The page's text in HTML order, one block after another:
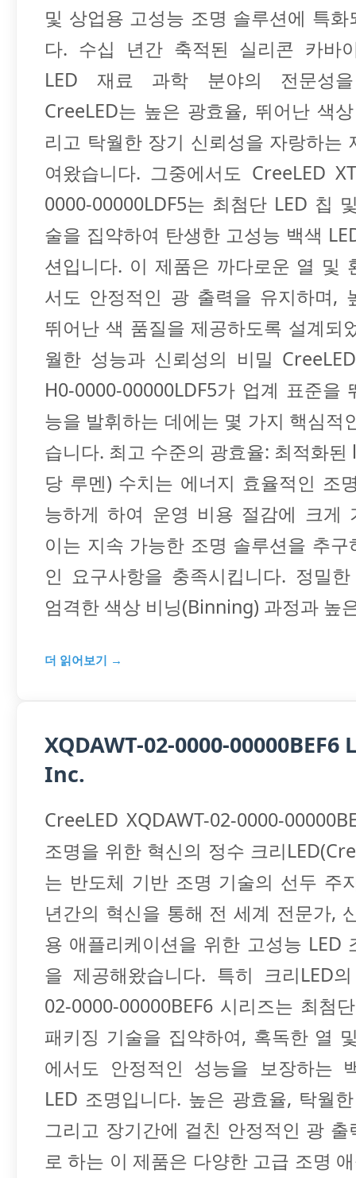
및 상업용 고성능 조명 솔루션에 특화
다. 수십 년간 축적된 실리콘 카바
LED 재료 과학 분야의 전문성
CreeLED는 높은 광효율, 뛰어난 색
리고 탁월한 장기 신뢰성을 자랑하는
여왔습니다. 그중에서도 CreeLED
0000-00000LDF5는 최첨단 LED 칩
술을 집약하여 탄생한 고성능 백색
션입니다. 이 제품은 까다로운 열 및
서도 안정적인 광 출력을 유지하며,
뛰어난 색 품질을 제공하도록 설계되
월한 성능과 신뢰성의 비밀
H0-0000-00000LDF5가 업계 표준을
능을 발휘하는 데에는 몇 가지 핵심적
습니다. 최고 수준의 광효율: 최적화
당 루멘) 수치는 에너지 효율적인 조
능하게 하여 운영 비용 절감에 크게
이는 지속 가능한 조명 솔루션을 추구
인 요구사항을 충족시킵니다. 정밀
엄격한 색상 비닝(Binning) 과정과 높
더 읽어보기 →
XQDAWT-02-0000-00000BEF6
Inc.
CreeLED XQDAWT-02-0000-
조명을 위한 혁신의 정수 크리
는 반도체 기반 조명 기술의 선두 주
년간의 혁신을 통해 전 세계 전문가,
용 애플리케이션을 위한 고성능 LED
을 제공해왔습니다. 특히 크리LED
02-0000-00000BEF6 시리즈는 최첨
패키징 기술을 집약하여, 혹독한 열
에서도 안정적인 성능을 보장하는
LED 조명입니다. 높은 광효율, 탁월
그리고 장기간에 걸친 안정적인 광 출
로 하는 이 제품은 다양한 고급 조명